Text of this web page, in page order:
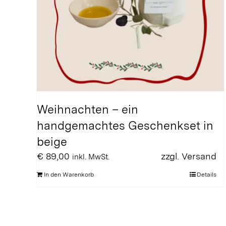
Weihnachten – ein
handgemachtes Geschenkset in
beige
€ 89,00 inkl. MwSt. zzgl.Versand
In den Warenkorb Details